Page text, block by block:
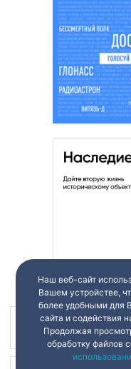
Наш
Наш веб-сайт
Вашем устройстве,
более удобными для
сайта и содействия
Продолжая
обработку файлов